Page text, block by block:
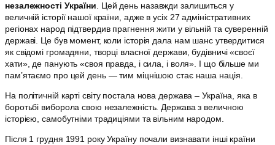
незалежності України. Цей день назавжди залишиться у
величній історії нашої країни, адже в усіх 27 адміністративних
регіонах народ підтвердив прагнення жити у вільній та суверенній
державі. Це був момент, коли історія дала нам шанс утвердитися
як свідомі громадяни, творці власної держави, будівничі «своєї
хати», де панують «своя правда, і сила, і воля». І що більше ми
пам’ятаємо про цей день — тим міцнішою стає наша нація.
На політичній карті світу постала нова держава – Україна, яка в
боротьбі виборола свою незалежність. Держава з величною
історією, самобутніми традиціями та вільним народом.
Після 1 грудня 1991 року Україну почали визнавати інші країни